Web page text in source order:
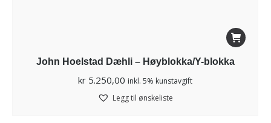
John Hoelstad Dæhli – Høyblokka/Y-blokka
kr 5.250,00 inkl. 5% kunstavgift
Legg til ønskeliste